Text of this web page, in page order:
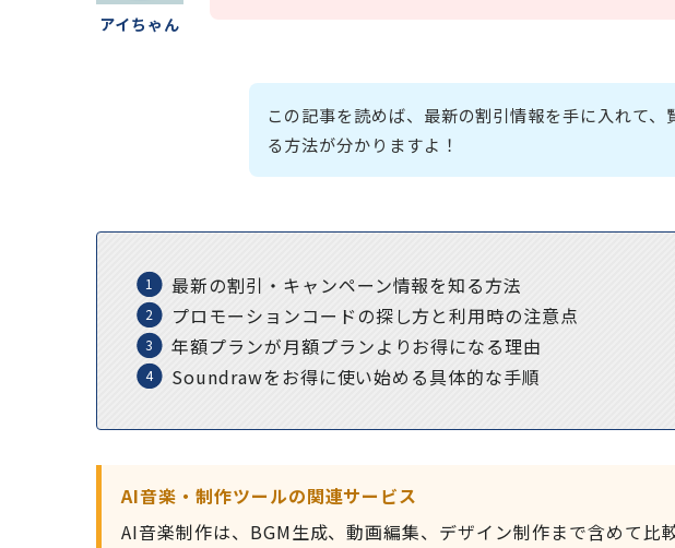
アイちゃん
この記事を読めば、最新の割引情報を手に入れて
る方法が分かりますよ！
最新の割引・キャンペーン情報を知る方法
プロモーションコードの探し方と利用時の注意点
年額プランが月額プランよりお得になる理由
Soundrawをお得に使い始める具体的な手順
AI音楽・制作ツールの関連サービス
AI音楽制作は、BGM生成、動画編集、デザイン制作まで含めて比